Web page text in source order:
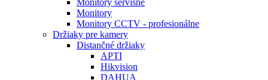
Monitory servisné
Monitory
Monitory CCTV - profesionálne
Držiaky pre kamery
Distančné držiaky
APTI
Hikvision
DAHUA